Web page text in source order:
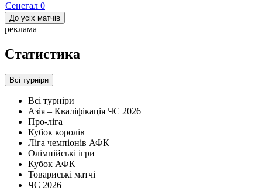
Сенегал 0
До усіх матчів
реклама
Статистика
Всі турніри
Всі турніри
Азія – Кваліфікація ЧС 2026
Про-ліга
Кубок королів
Ліга чемпіонів АФК
Олімпійські ігри
Кубок АФК
Товариські матчі
ЧС 2026